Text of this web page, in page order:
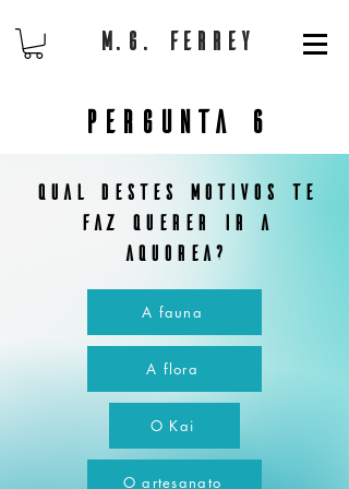
M.G. Ferrey
Pergunta 6
Qual destes motivos te
faz querer ir a
aquorea?
A fauna
A flora
O Kai
O artesanato